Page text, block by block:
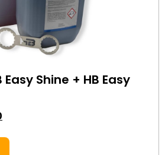
Shine + HB Easy